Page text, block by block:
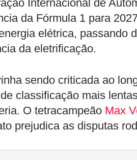
Internacional de
da Fórmula 1 para
elétrica, passando
da eletrificação.
sendo criticada ao
classificação mais
O tetracampeão Max
prejudica as disputas